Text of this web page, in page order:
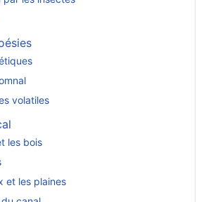
volatiles
les bois
et les plaines